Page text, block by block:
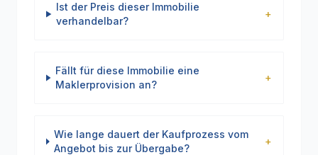
Ist der Preis dieser Immobilie
verhandelbar?
+
Fällt für diese Immobilie eine
Maklerprovision an?
+
Wie lange dauert der Kaufprozess vom
Angebot bis zur Übergabe?
+